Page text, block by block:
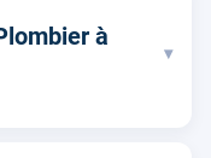
à
▾